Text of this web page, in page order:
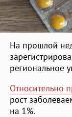
На прошлой
региональное
Относительно
рост
на 1%.